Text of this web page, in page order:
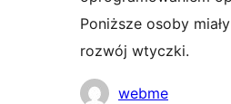
Poniższe osoby
rozwój wtyczki.
Zaangażowani
webme